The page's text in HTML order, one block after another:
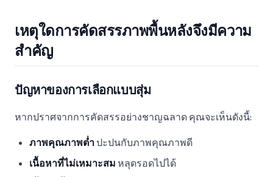
เหตุใดการคัดสรรภาพพื้นหลังจึงมีความ
สำคัญ
ปัญหาของการเลือกแบบสุ่ม
หากปราศจากการคัดสรรอย่างชาญฉลาด คุณจะเห็นดังนี้:
ภาพคุณภาพต่ำปะปนกับภาพคุณภาพดี
เนื้อหาที่ไม่เหมาะสม หลุดรอดไปได้